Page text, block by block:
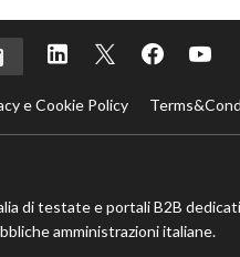
e Cookie Policy
di testate e portali B2B
amministrazioni italiane.